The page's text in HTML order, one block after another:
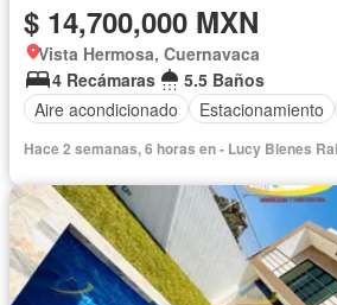
$ 14,700,000 MXN
Vista Hermosa, Cuernavaca
4 Recámaras
5.5 Baños
Aire acondicionado
Estacionamiento
Hace 2 semanas, 6 horas en - Lucy Bienes